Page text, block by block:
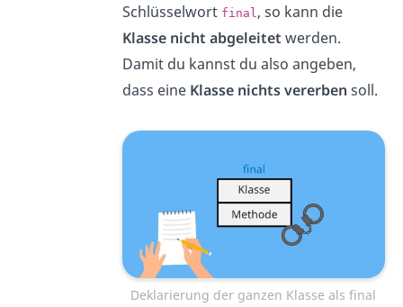
Schlüsselwort final , so kann die
Klasse nicht abgeleitet werden.
Damit du kannst du also angeben,
dass eine Klasse nichts vererben soll.
Deklarierung der ganzen Klasse als final